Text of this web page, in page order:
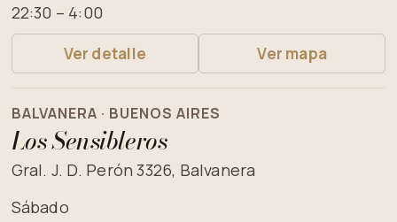
22:30 – 4:00
Ver detalle Ver mapa
BALVANERA · BUENOS AIRES
Los Sensibleros
Gral. J. D. Perón 3326, Balvanera
Sábado